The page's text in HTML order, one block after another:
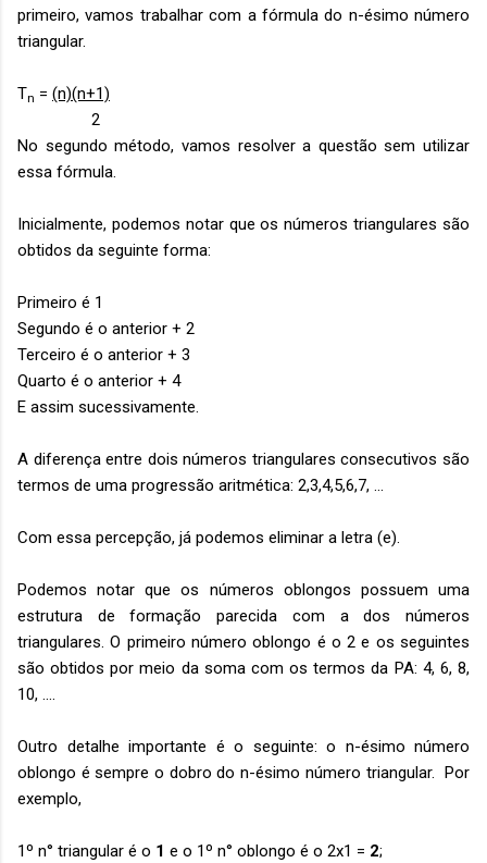
primeiro, vamos trabalhar com a fórmula do n-ésimo número
triangular.
Tn = (n)(n+1)
2
No segundo método, vamos resolver a questão sem utilizar
essa fórmula.
Inicialmente, podemos notar que os números triangulares são
obtidos da seguinte forma:
Primeiro é 1
Segundo é o anterior + 2
Terceiro é o anterior + 3
Quarto é o anterior + 4
E assim sucessivamente.
A diferença entre dois números triangulares consecutivos são
termos de uma progressão aritmética: 2,3,4,5,6,7, ...
Com essa percepção, já podemos eliminar a letra (e).
Podemos notar que os números oblongos possuem uma
estrutura de formação parecida com a dos números
triangulares. O primeiro número oblongo é o 2 e os seguintes
são obtidos por meio da soma com os termos da PA: 4, 6, 8,
10, ....
Outro detalhe importante é o seguinte: o n-ésimo número
oblongo é sempre o dobro do n-ésimo número triangular. Por
exemplo,
1º n° triangular é o 1 e o 1º n° oblongo é o 2x1 = 2;